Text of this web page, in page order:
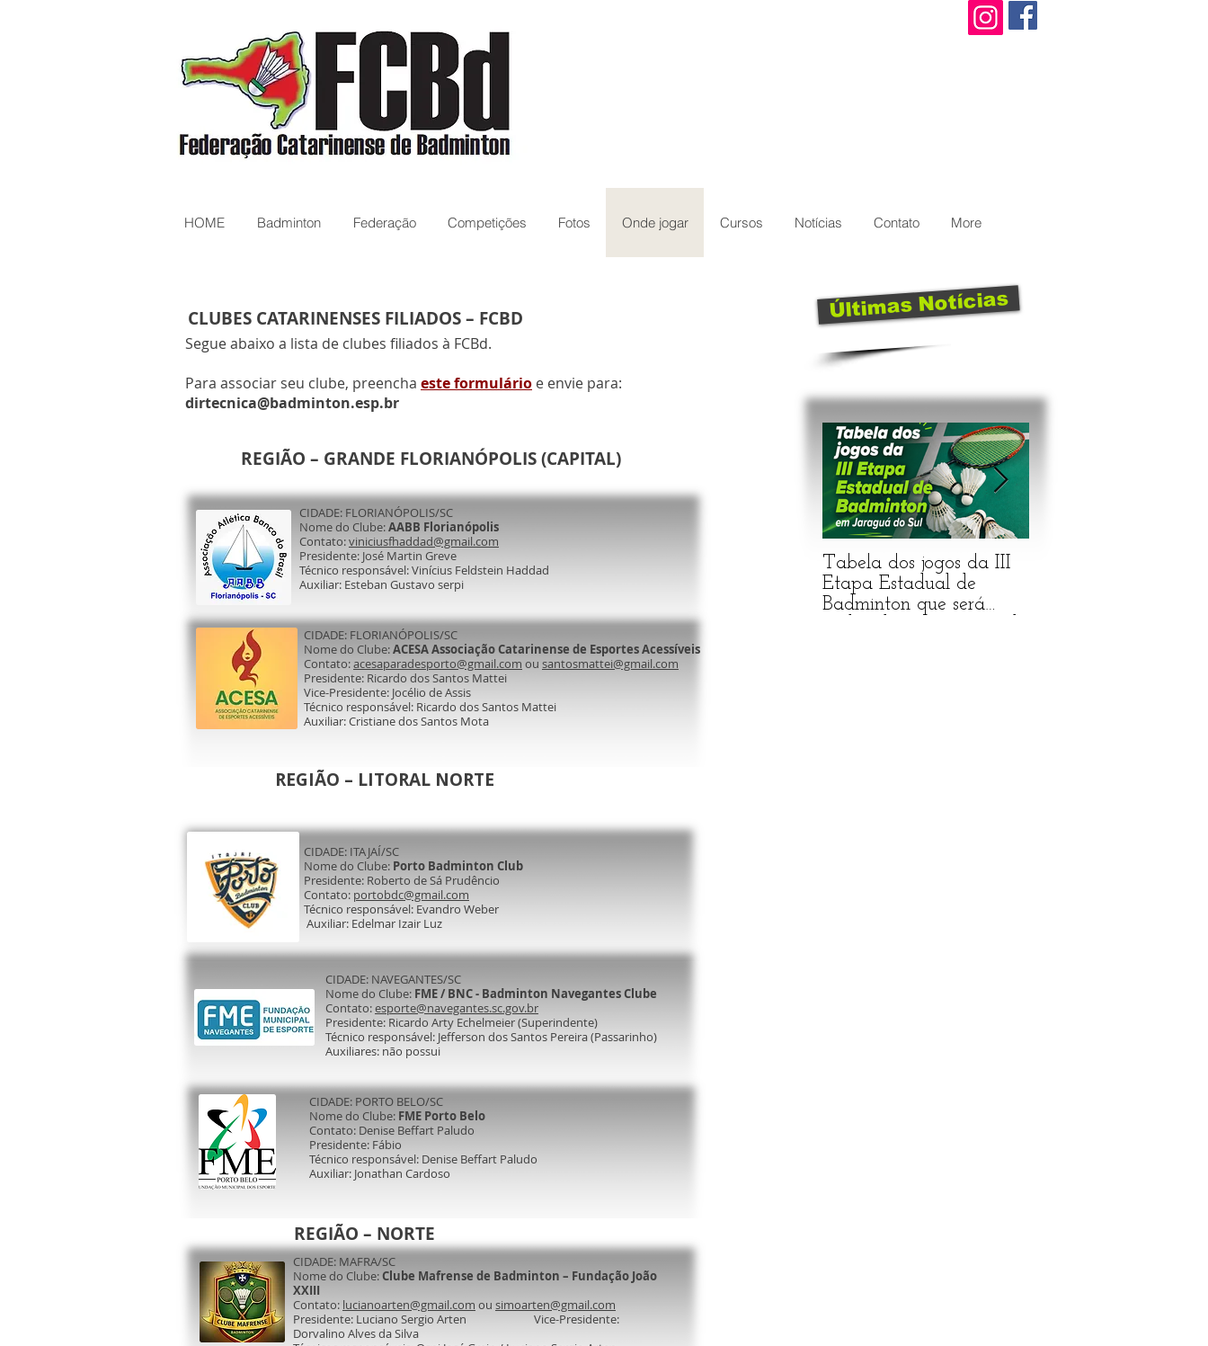
HOME Badminton Federação Competições Fotos Onde jogar Cursos Notícias Contato More
CLUBES CATARINENSES FILIADOS – FCBD
Segue abaixo a lista de clubes filiados à FCBd.
Para associar seu clube, preencha este formulário e envie para:
dirtecnica@badminton.esp.br
Últimas Notícias
Tabela dos jogos da III
Etapa Estadual de
Badminton que será
CIDADE: FLORIANÓPOLIS/SC
Nome do Clube:ACESA Associação Catarinense de Esportes Acessíveis
Contato:acesaparadesporto@gmail.com ou santosmattei@gmail.com
Presidente: Ricardo dos Santos Mattei
Vice-Presidente: Jocélio de Assis
Técnico responsável: Ricardo dos Santos Mattei
Auxiliar: Cristiane dos Santos Mota
CIDADE: FLORIANÓPOLIS/SC
Nome do Clube:AABB Florianópolis
Contato:viniciusfhaddad@gmail.com
Presidente: José Martin Greve
Técnico responsável: Vinícius Feldstein Haddad
Auxiliar: Esteban Gustavo serpi
REGIÃO – GRANDE FLORIANÓPOLIS (CAPITAL)
REGIÃO – LITORAL NORTE
CIDADE: ITAJAÍ/SC
Nome do Clube: Porto Badminton Club
Presidente: Roberto de Sá Prudêncio
Contato: portobdc@gmail.com
Técnico responsável: Evandro Weber
Auxiliar: Edelmar Izair Luz
CIDADE: NAVEGANTES/SC
Nome do Clube: FME / BNC - Badminton Navegantes Clube
Contato:esporte@navegantes.sc.gov.br
Presidente: Ricardo Arty Echelmeier (Superindente)
Técnico responsável: Jefferson dos Santos Pereira (Passarinho)
Auxiliares: não possui
CIDADE: PORTO BELO/SC
Nome do Clube: FME Porto Belo
Contato: Denise Beffart Paludo
Presidente: Fábio
Técnico responsável: Denise Beffart Paludo
Auxiliar: Jonathan Cardoso
REGIÃO – NORTE
CIDADE: MAFRA/SC
Nome do Clube:Clube Mafrense de Badminton – Fundação João
XXIII
Contato: lucianoarten@gmail.com ou simoarten@gmail.com
Presidente: Luciano Sergio Arten Vice-Presidente:
Dorvalino Alves da Silva